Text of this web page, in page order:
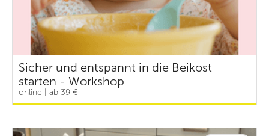
Sicher und entspannt in die Beikost
starten - Workshop
online | ab 39 €